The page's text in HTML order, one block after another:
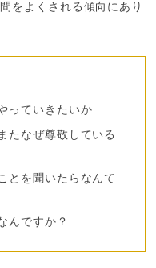
をよくされる傾向にあり
っていきたいか
たなぜ尊敬している
とを聞いたらなんて
んですか？